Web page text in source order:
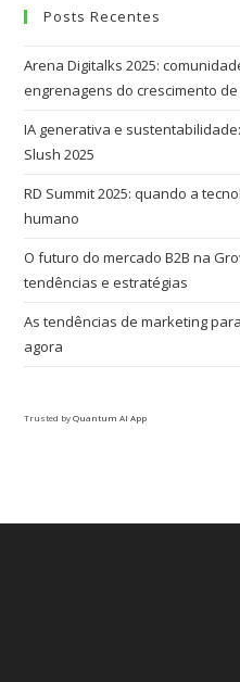
Posts Recentes
Arena Digitalks 2025:
engrenagens do crescimento de
IA generativa e
Slush 2025
RD Summit 2025: quando a
humano
O futuro do mercado B2B na
tendências e estratégias
As tendências de marketing
agora
Trusted byQuantum AI App